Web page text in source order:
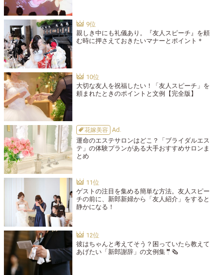
親しき中にも礼儀あり。『友人スピーチ』を頼
む時に押さえておきたいマナーとポイント＊
大切な友人を祝福したい！「友人スピーチ」を
頼まれたときのポイントと文例【完全版】
花嫁美容
運命のエステサロンはどこ？「ブライダルエス
テ」の体験プランがある大手おすすめサロンま
とめ
ゲストの注目を集める簡単な方法。友人スピー
チの前に、新郎新婦から「友人紹介」をすると
静かになる！
彼はちゃんと考えてそう？困っていたら教えて
あげたい「新郎謝辞」の文例集🤵🗞️